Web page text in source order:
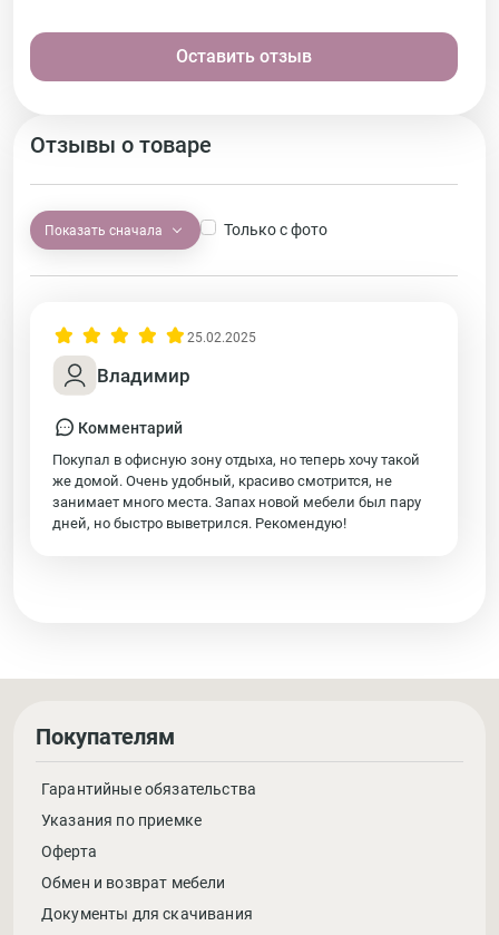
Отзывы о товаре
Показать сначала Только с фото
Владимир
25.02.2025
Комментарий
Покупал в офисную зону отдыха, но теперь хочу такой
же домой. Очень удобный, красиво смотрится, не
занимает много места. Запах новой мебели был пару
дней, но быстро выветрился. Рекомендую!
Оставить отзыв
Покупателям
Гарантийные обязательства
Указания по приемке
Оферта
Обмен и возврат мебели
Документы для скачивания